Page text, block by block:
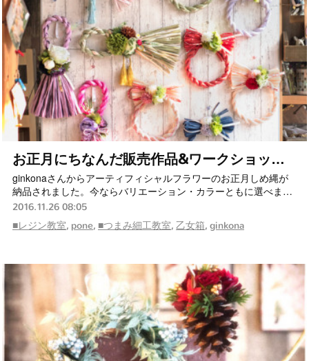
お正月にちなんだ販売作品&ワークショッ…
ginkonaさんからアーティフィシャルフラワーのお正月しめ縄が
納品されました。今ならバリエーション・カラーともに選べま…
2016.11.26 08:05
■レジン教室 pone ■つまみ細工教室 乙女箱 ginkona